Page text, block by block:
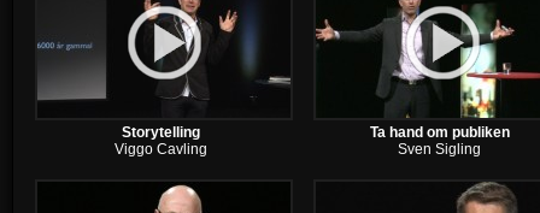
Storytelling
Viggo Cavling
Ta hand om publiken
Sven Sigling